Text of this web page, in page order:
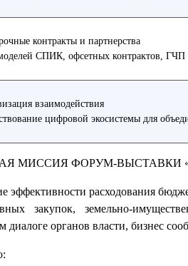
контракты и партнерства
СПИК, офсетных контрактов,
взаимодействия
цифровой экосистемы для
МИССИЯ ФОРУМ-ВЫСТАВКИ
эффективности расходования
закупок, земельно-
диалоге органов власти, бизнес